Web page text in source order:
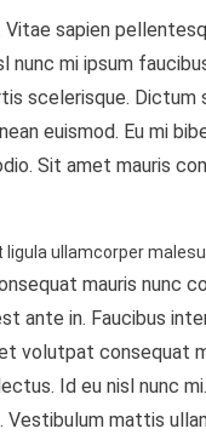
sapien
nunc mi ipsum
scelerisque.
euismod. Eu mi
Sit amet mauris
ullamcorper
mauris nunc
ante in. Faucibus
volutpat consequat
Id eu nisl nunc
Vestibulum mattis